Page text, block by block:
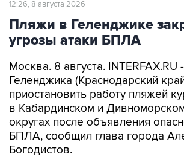
12:26, 8 августа 2026
Пляжи в Геленджике
угрозы атаки БПЛА
Москва. 8 августа. INTERFAX.RU
Геленджика (Краснодарский
приостановить работу пляжей
в Кабардинском и
округах после объявления
БПЛА, сообщил глава города
Богодистов.